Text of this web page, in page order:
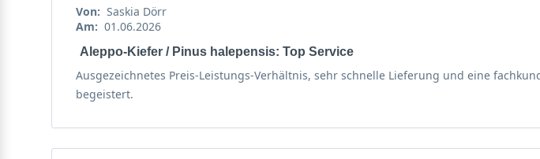
Von: Saskia Dörr
Am: 01.06.2026
Aleppo-Kiefer / Pinus halepensis: Top Service
Ausgezeichnetes Preis-Leistungs-Verhältnis, sehr schnelle Lieferung und eine
begeistert.